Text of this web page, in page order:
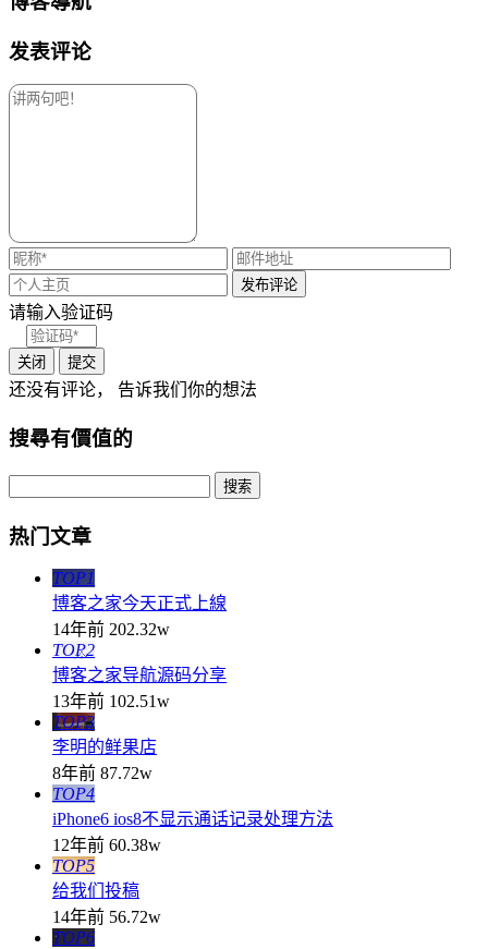
发表评论
请输入验证码
关闭 提交
还没有评论， 告诉我们你的想法
搜尋有價值的
热门文章
TOP1
博客之家今天正式上線
14年前 202.32w
TOP2
博客之家导航源码分享
13年前 102.51w
TOP3
李明的鲜果店
8年前 87.72w
TOP4
iPhone6 ios8不显示通话记录处理方法
12年前 60.38w
TOP5
给我们投稿
14年前 56.72w
TOP6